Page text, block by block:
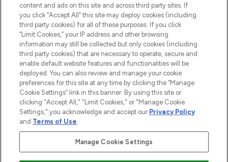
LOOKFANTASTIC ist Europas ultimativer
Beauty-Onlineshop mit den besten
Produkten aus Haut- und Haarpflege
sowie Make-Up von über 200
renommierten Marken. Shoppe online
oder über die App mit kostenloser
Lieferung ab einem Einkaufswert von 30€.
Cookie-Einwilligung
Do Not Sell or Share My Personal
Information
content and ads on this site and across third party sites. If
you click “Accept All” this site may deploy cookies (including
third party cookies) for all of these purposes. If you click
“Limit Cookies,” your IP address and other browsing
information may still be collected but only cookies (including
third party cookies) that are necessary to operate, secure and
enable default website features and functionalities will be
deployed. You can also review and manage your cookie
preferences for this site at any time by clicking the “Manage
Cookie Settings” link in this banner. By using this site or
clicking "Accept All," "Limit Cookies," or "Manage Cookie
Settings," you acknowledge and accept our Privacy Policy
and Terms of Use.
Manage Cookie Settings